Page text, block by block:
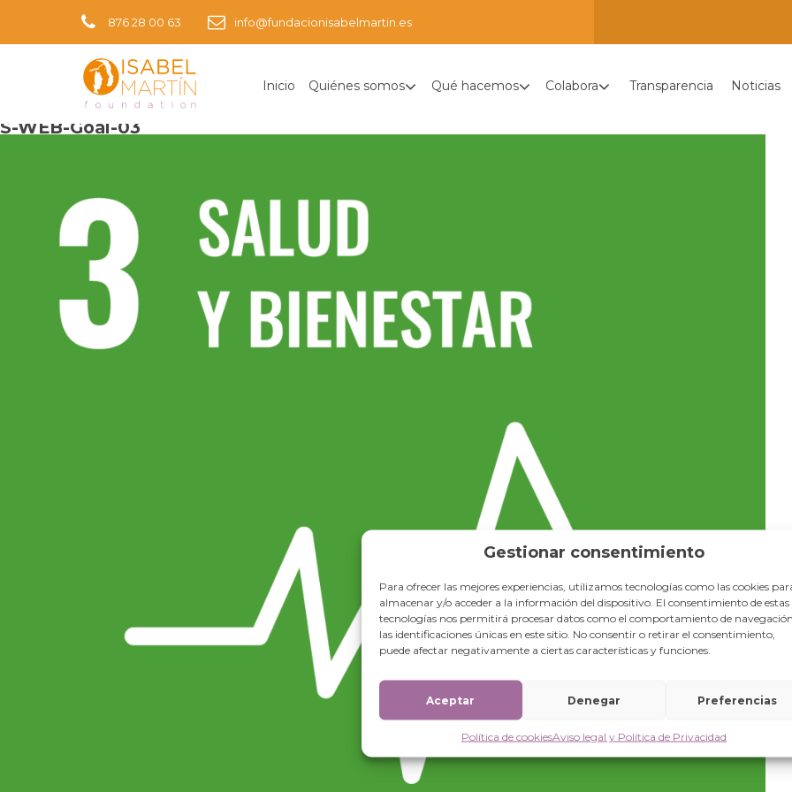
Gestionar consentimiento
Para ofrecer las mejores experiencias, utilizamos tecnologías como las cookies
almacenar y/o acceder a la información del dispositivo. El consentimiento de estas
tecnologías nos permitirá procesar datos como el comportamiento de
las identificaciones únicas en este sitio. No consentir o retirar el consentimiento,
puede afectar negativamente a ciertas características y funciones.
Aceptar Denegar Preferencias
Política de cookiesAviso legal y Política de Privacidad
876 28 00 63 info@fundacionisabelmartin.es
Inicio Quiénes somos Qué hacemos Colabora Transparencia Noticias
Imagen siguiente
S-WEB-Goal-03